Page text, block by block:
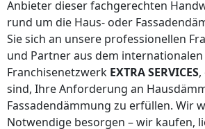
Anbieter dieser fachgerechten
rund um die Haus- oder
Sie sich an unsere professionellen
und Partner aus dem internationalen
Franchisenetzwerk EXTRA SERVICES
sind, Ihre Anforderung an
Fassadendämmung zu erfüllen. Wir
Notwendige besorgen – wir kaufen,